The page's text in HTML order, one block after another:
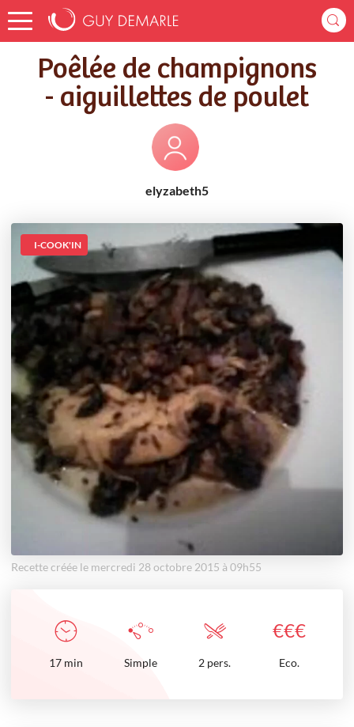
Accueil
Recettes
Poêlée de champignons - aiguillettes de poulet
Poêlée de champignons
- aiguillettes de poulet
elyzabeth5
I-COOK'IN
Recette créée le mercredi 28 octobre 2015 à 09h55
€€€
17 min Simple 2 pers. Eco.